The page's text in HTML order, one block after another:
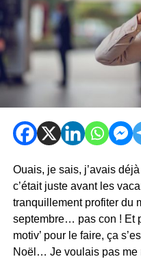
Ouais, je sais, j’avais
c’était juste avant les
tranquillement profiter du
septembre… pas con ! Et
motiv’ pour le faire, ça
Noël… Je voulais pas me